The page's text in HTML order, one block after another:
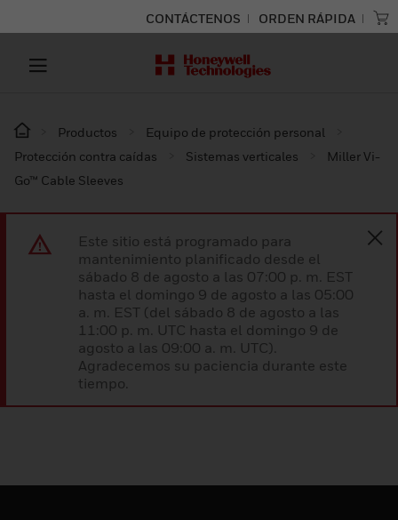
CONTÁCTENOS ORDEN RÁPIDA
Productos
Equipo de protección personal
Protección contra caídas
Sistemas verticales
Miller Vi-
Go™ Cable Sleeves
Este sitio está programado para
mantenimiento planificado desde el
sábado 8 de agosto a las 07:00 p. m. EST
hasta el domingo 9 de agosto a las 05:00
a. m. EST (del sábado 8 de agosto a las
11:00 p. m. UTC hasta el domingo 9 de
agosto a las 09:00 a. m. UTC).
Agradecemos su paciencia durante este
tiempo.